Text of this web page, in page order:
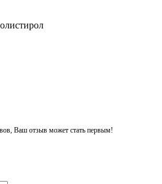
Ваш отзыв может стать первым!